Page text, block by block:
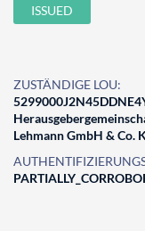
ISSUED
ZUSTÄNDIGE LOU:
Lehmann GmbH & Co.